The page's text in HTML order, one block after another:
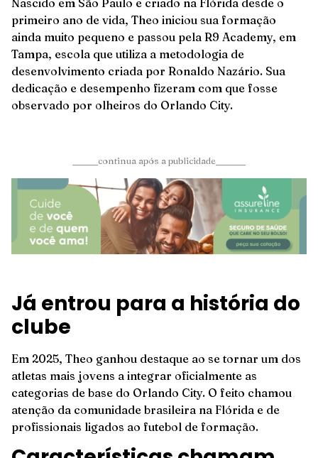
primeiro ano de vida, Theo iniciou sua formação
ainda muito pequeno e passou pela R9 Academy, em
Tampa, escola que utiliza a metodologia de
desenvolvimento criada por Ronaldo Nazário. Sua
dedicação e desempenho fizeram com que fosse
observado por olheiros do Orlando City.
______continua após a publicidade_______
Já entrou para a história do
clube
Em 2025, Theo ganhou destaque ao se tornar um dos
atletas mais jovens a integrar oficialmente as
categorias de base do Orlando City. O feito chamou
atenção da comunidade brasileira na Flórida e de
profissionais ligados ao futebol de formação.